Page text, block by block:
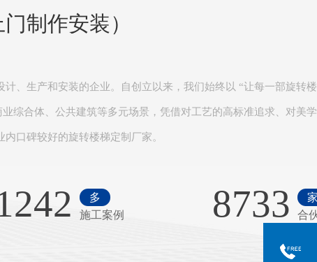
门制作安装）
、生产和安装的企业。自创立以来，我们始终以 “让每一部旋转
综合体、公共建筑等多元场景，凭借对工艺的高标准追求、对美
口碑较好的旋转楼梯定制厂家。​
多
施工案例
8733
合